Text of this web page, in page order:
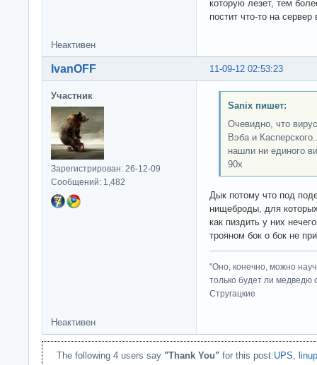
которую лезет, тем
постит что-то на
Неактивен
11-09-12 02:53:23
IvanOFF
Участник
Зарегистрирован: 26-12-09
Сообщений: 1,482
Sanix пишет:
Очевидно, что
Вэба и
нашли ни единого
90х
Дык потому что под
нищеброды, для
как пиздить у них
трояном бок о бок не
"Оно, конечно, можно
только будет ли медведю
Стругацкие
Неактивен
The following 4 users say "Thank You" for this post:UPS,